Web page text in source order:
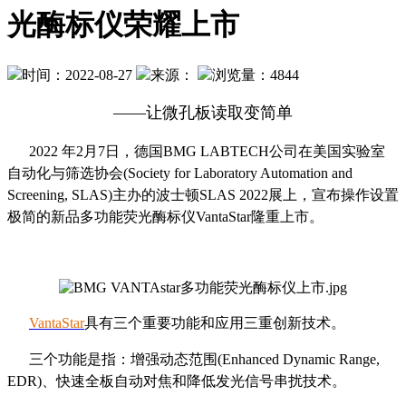
光酶标仪荣耀上市
时间：2022-08-27 来源： 浏览量：4844
——让微孔板读取变简单
2022 年2月7日，德国BMG LABTECH公司在美国实验室
自动化与筛选协会(Society for Laboratory Automation and
Screening, SLAS)主办的波士顿SLAS 2022展上，宣布操作设置
极简的新品多功能荧光酶标仪VantaStar隆重上市。
VantaStar具有三个重要功能和应用三重创新技术。
三个功能是指：增强动态范围(Enhanced Dynamic Range,
EDR)、快速全板自动对焦和降低发光信号串扰技术。